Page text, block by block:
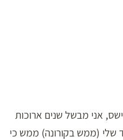
אני מבשל שנים ארוכות
שלי (ממש בקורונה) ממש כי